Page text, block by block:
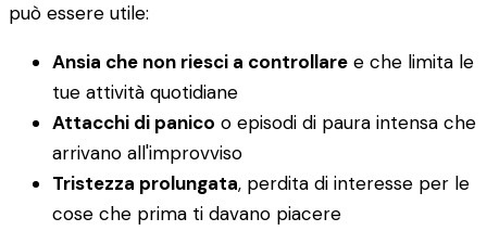
può essere utile:
Ansia che non riesci a controllare e che limita le
tue attività quotidiane
Attacchi di panico o episodi di paura intensa che
arrivano all'improvviso
Tristezza prolungata, perdita di interesse per le
cose che prima ti davano piacere